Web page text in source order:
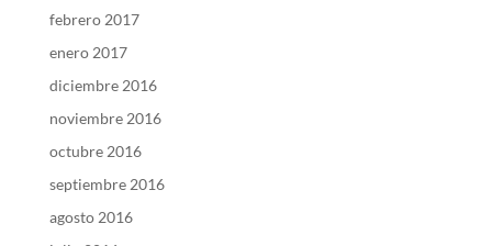
febrero 2017
enero 2017
diciembre 2016
noviembre 2016
octubre 2016
septiembre 2016
agosto 2016